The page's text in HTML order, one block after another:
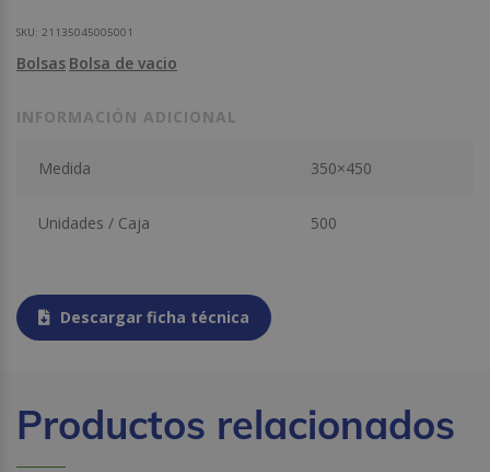
SKU: 21135045005001
Bolsas Bolsa de vacio
INFORMACIÓN ADICIONAL
Medida 350×450
Unidades / Caja 500
Descargar ficha técnica
Productos relacionados